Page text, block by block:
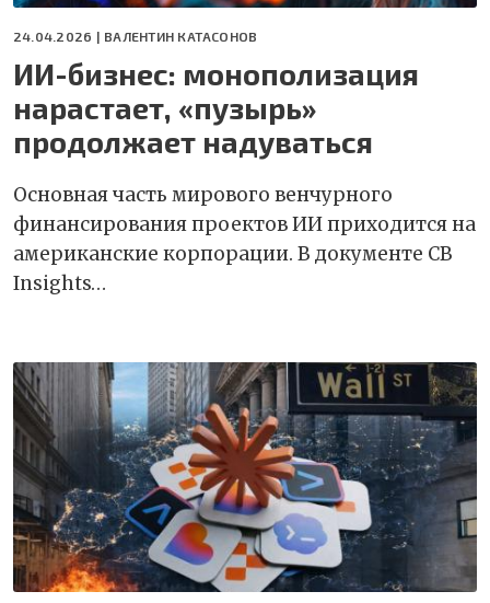
24.04.2026 | ВАЛЕНТИН КАТАСОНОВ
ИИ-бизнес: монополизация
нарастает, «пузырь»
продолжает надуваться
Основная часть мирового венчурного
финансирования проектов ИИ приходится на
американские корпорации. В документе CB
Insights…